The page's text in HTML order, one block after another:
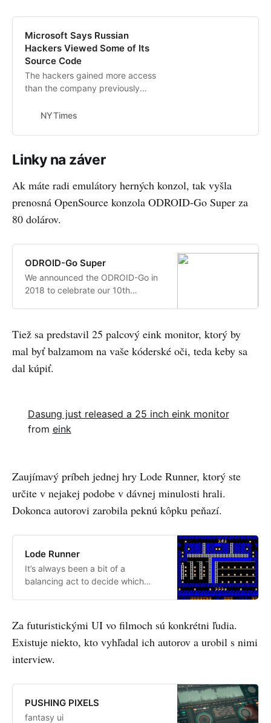
Microsoft Says Russian
Hackers Viewed Some of Its
Source Code
The hackers gained more access
than the company previously
unable to modify code or get into
NYTimes
Linky na záver
Ak máte radi emulátory herných konzol, tak vyšla
prenosná OpenSource konzola ODROID-Go Super za
80 dolárov.
ODROID-Go Super
We announced the ODROID-Go in
2018 to celebrate our 10th
Advance (OGA). Now, it is time to
introduce a new developers’
gaming gadget for 2021.
Tiež sa predstavil 25 palcový eink monitor, ktorý by
mal byť balzamom na vaše kóderské oči, teda keby sa
dal kúpiť.
Dasung just released a 25 inch eink monitor
from eink
Zaujímavý príbeh jednej hry Lode Runner, ktorý ste
určite v nejakej podobe v dávnej minulosti hrali.
Dokonca autorovi zarobila peknú kôpku peňazí.
Lode Runner
It’s always been a bit of a
balancing act to decide which
candidate against its historical
importance. In the early years of
this project especially, when I still
exclusively on narrative-oriented
candidates because I considered
Za futuristickými UI vo filmoch sú konkrétni ľudia.
Existuje niekto, kto vyhľadal ich autorov a urobil s nimi
interview.
PUSHING PIXELS
fantasy ui